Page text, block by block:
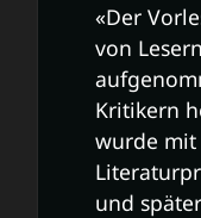
«Der
von
Kritikern
wurde
und